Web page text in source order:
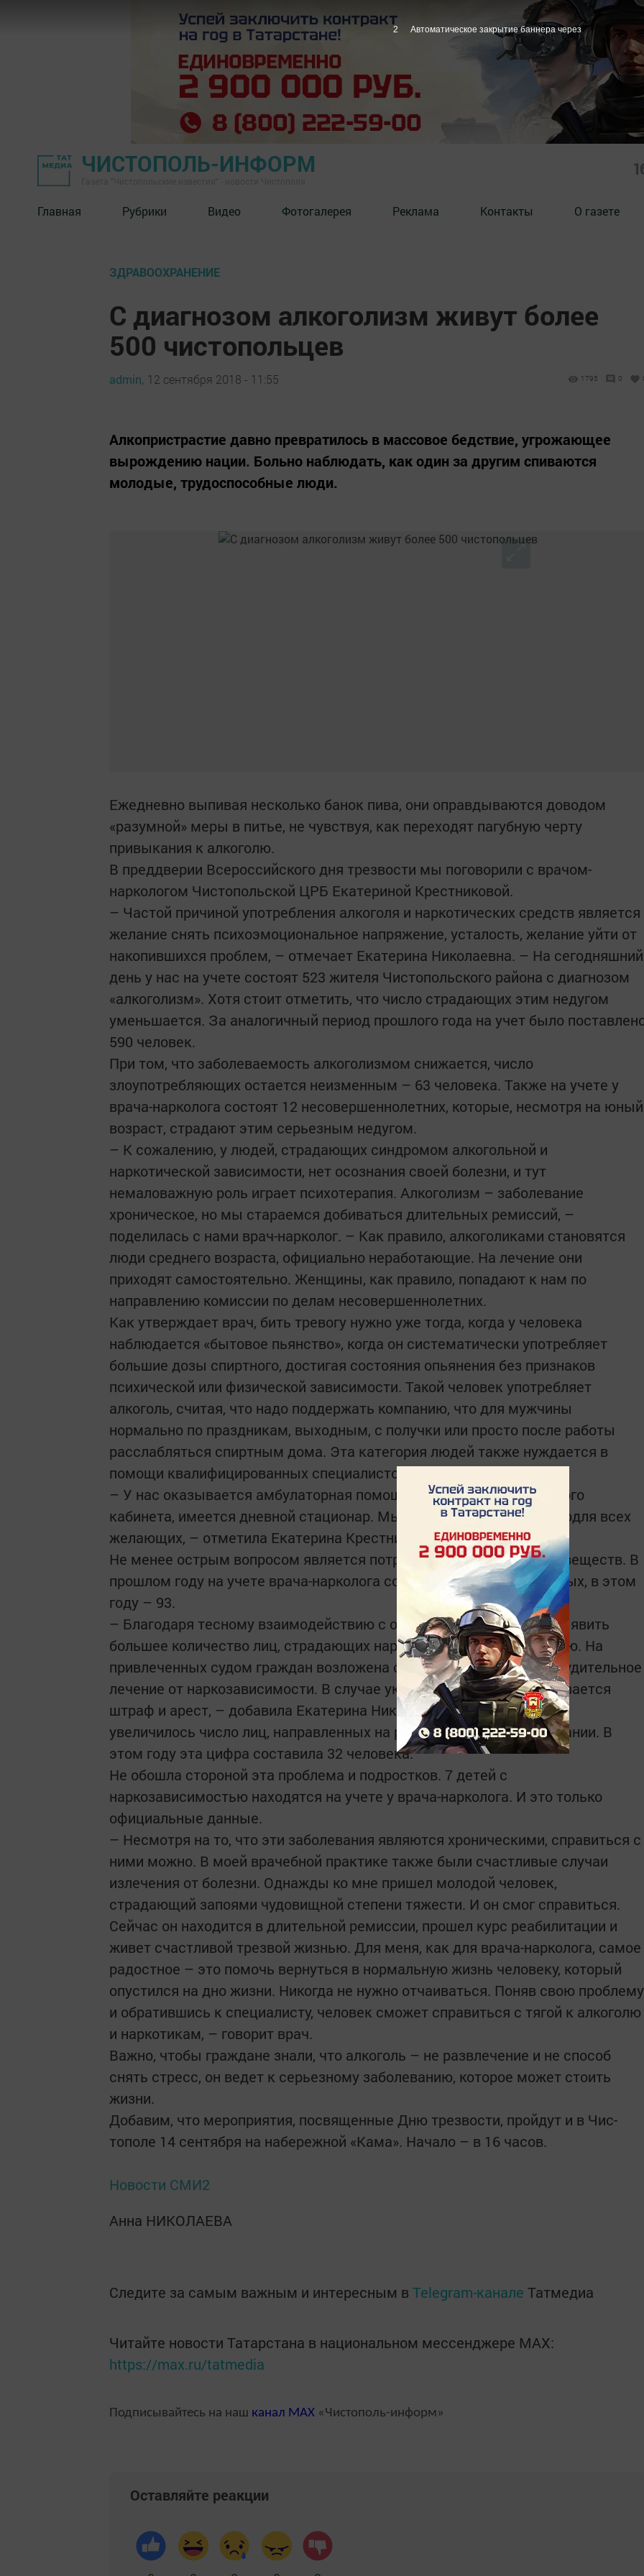
ЧИСТОПОЛЬ-ИНФОРМ
Главная Рубрики Видео Фотогалерея Реклама Контакты О газете
ЗДРАВООХРАНЕНИЕ
С диагнозом алкоголизм живут более
500 чистопольцев
admin, 12 сентября 2018 - 11:55 1795 0
Алкопристрастие давно превратилось в массовое бедствие, угрожающее
вырождению нации. Больно наблюдать, как один за другим спиваются
молодые, трудоспособные люди.
Ежедневно выпивая несколько банок пива, они оправдываются доводом
«разумной» меры в питье, не чувствуя, как переходят пагубную черту
привыкания к алкоголю.
В преддверии Всероссийского дня трезвости мы поговорили с врачом-
наркологом Чистопольской ЦРБ Екатериной Крестниковой.
– Частой причиной употребления алкоголя и наркотических средств является
желание снять психоэмоциональное напряжение, усталость, желание уйти от
накопившихся проб­лем, – отмечает Екатерина Николаевна. – На сегодняшний
день у нас на учете состоят 523 жителя Чистопольского района с диагнозом
«алкоголизм». Хотя стоит отметить, что число страдающих этим недугом
уменьшается. За аналогичный период прошлого года на учет было
590 человек.
При том, что заболеваемость алкоголизмом снижается, число
злоупотребляющих остается неизменным – 63 человека. Также на учете у
врача-нарколога состоят 12 несовершеннолетних, которые, несмотря на юный
возраст, страдают этим серьезным недугом.
– К сожалению, у людей, страдающих синд­ромом алкогольной и
наркотической зависимости, нет осознания своей болезни, и тут
немаловажную роль играет психотерапия. Алкоголизм – заболевание
хроническое, но мы стараемся добиваться длительных ремиссий, –
поделилась с нами врач-нарколог. – Как правило, алкоголиками становятся
люди среднего возраста, официально неработающие. На лечение они
приходят самостоятельно. Женщины, как правило, попадают к нам по
направлению комиссии по делам несовершеннолетних.
Как утверждает врач, бить тревогу нужно уже тогда, когда у человека
наблюдается «бытовое пьянство», когда он систематически употреб­ляет
большие дозы спиртного, достигая состоя­ния опьянения без признаков
психической или физической зависимости. Такой человек употребляет
алкоголь, считая, что надо поддержать компанию, что для мужчины
нормально по праздникам, выходным, с получки или просто после работы
расслабляться спиртным дома. Эта категория людей также нуждается в
помощи квалифицированных специалистов.
– У нас оказывается амбулаторная помощь в условиях процедурного
кабинета, имеется дневной стационар. Мы проводим консультациюдля всех
желающих, – отметила Екатерина Крестникова.
Не менее острым вопросом является потреб­ление наркотических веществ. В
прошлом году на учете врача-нарколога состояло 78 наркозависимых, в этом
году – 93.
– Благодаря тесному взаимодействию с органами МВД удается выявить
большее количест­во лиц, страдающих наркотической зависимостью. На
привлеченных судом граждан возложена обязанность пройти принудительное
лечение от наркозависимости. В случае уклонения на них накладывается
штраф и арест, – добавила Екатерина Николаевна. – Значительно
увеличилось число лиц, направленных на реабилитацию от наркомании. В
этом году эта цифра составила 32 человека.
Не обошла стороной эта проблема и подростков. 7 детей с
наркозависимостью находятся на учете у врача-нарколога. И это только
официаль­ные данные.
– Несмотря на то, что эти заболевания являют­ся хроническими, справиться с
ними можно. В моей врачебной практике также были счастливые случаи
излечения от болезни. Однажды ко мне пришел молодой человек,
страдающий запоями чудовищной степени тяжести. И он смог справиться.
Сейчас он находится в длительной ремиссии, прошел курс реабилитации и
живет счастливой трезвой жизнью. Для меня, как для врача-нарколога, самое
радостное – это помочь вернуться в нормальную жизнь человеку, который
опустился на дно жизни. Никогда не нужно отчаиваться. Поняв свою проблему
и обратившись к специалисту, человек сможет справиться с тягой к алкоголю
и наркотикам, – говорит врач.
Важно, чтобы граждане знали, что алкоголь – не развлечение и не способ
снять стресс, он ведет к серьезному заболеванию, которое может стоить
жизни.
Добавим, что мероприятия, посвященные Дню трезвости, пройдут и в Чис­
тополе 14 сентября на набережной «Кама». Начало – в 16 часов.
Новости СМИ2
Анна НИКОЛАЕВА
Следите за самым важным и интересным в Telegram-канале Татмедиа
Читайте новости Татарстана в национальном мессенджере MАХ:
https://max.ru/tatmedia
Подписывайтесь на наш канал MAX «Чистополь-информ»
Оставляйте реакции
1 Автоматическое закрытие баннера через